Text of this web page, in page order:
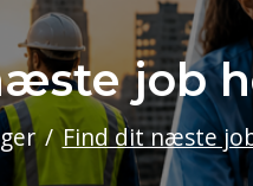
job
Find dit næste